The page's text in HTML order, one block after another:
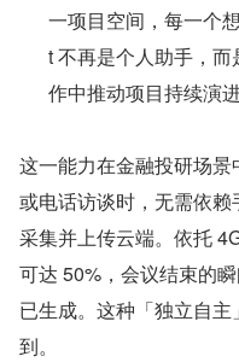
一项目空间，每一个
t 不再是个人助手，
作中推动项目持续演进
这一能力在金融投研场
或电话访谈时，无需依
采集并上传云端。依托
可达 50%，会议结束的
已生成。这种「独立自
到。